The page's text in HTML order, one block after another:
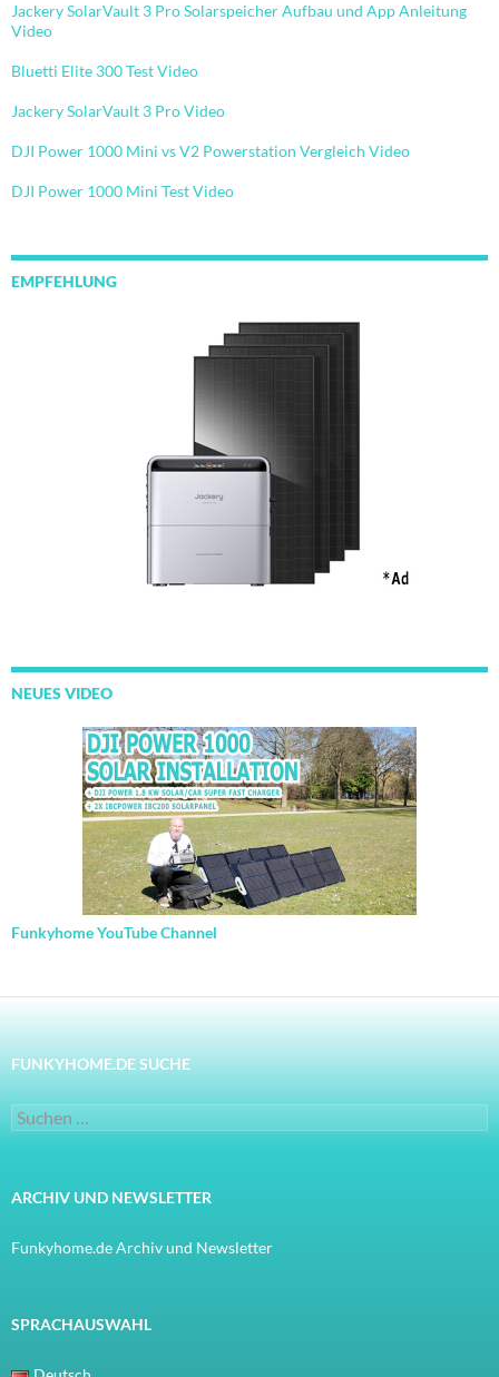
Jackery SolarVault 3 Pro Solarspeicher Aufbau und App Anleitung
Video
Bluetti Elite 300 Test Video
Jackery SolarVault 3 Pro Video
DJI Power 1000 Mini vs V2 Powerstation Vergleich Video
DJI Power 1000 Mini Test Video
EMPFEHLUNG
NEUES VIDEO
Funkyhome YouTube Channel
FUNKYHOME.DE SUCHE
Suchen
nach:
ARCHIV UND NEWSLETTER
Funkyhome.de Archiv und Newsletter
SPRACHAUSWAHL